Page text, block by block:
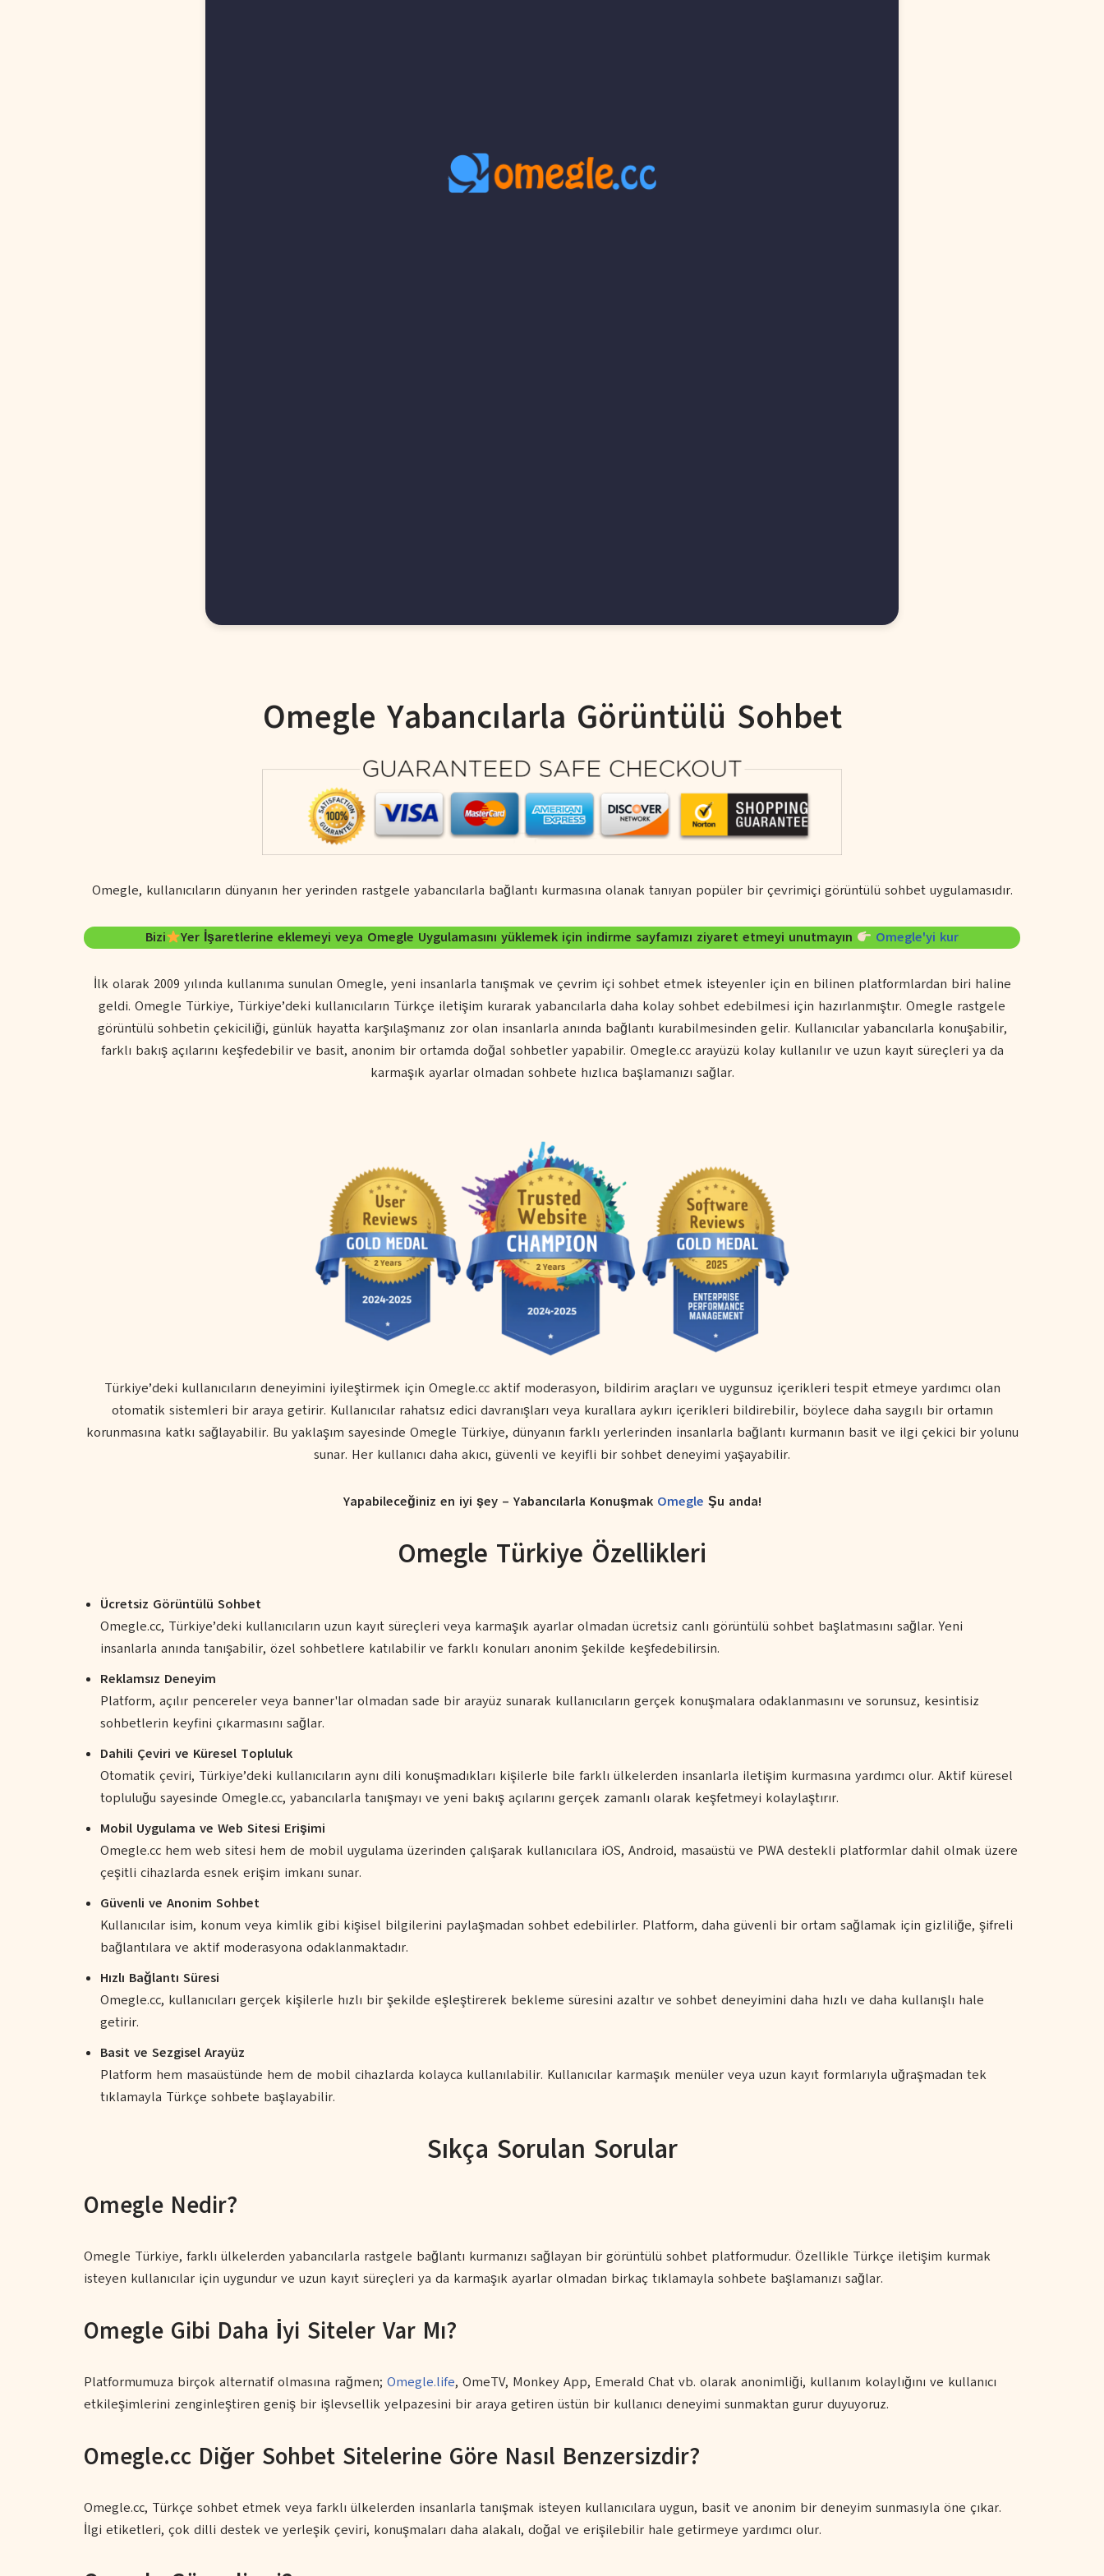
Omegle Yabancılarla Görüntülü Sohbet
Omegle, kullanıcıların dünyanın her yerinden rastgele yabancılarla bağlantı kurmasına olanak tanıyan popüler bir çevrimiçi görüntülü sohbet uygulamasıdır.
Bizi Yer İşaretlerine eklemeyi veya Omegle Uygulamasını yüklemek için indirme sayfamızı ziyaret etmeyi unutmayın Omegle'yi kur
İlk olarak 2009 yılında kullanıma sunulan Omegle, yeni insanlarla tanışmak ve çevrim içi sohbet etmek isteyenler için en bilinen platformlardan biri haline
geldi. Omegle Türkiye, Türkiye’deki kullanıcıların Türkçe iletişim kurarak yabancılarla daha kolay sohbet edebilmesi için hazırlanmıştır. Omegle rastgele
görüntülü sohbetin çekiciliği, günlük hayatta karşılaşmanız zor olan insanlarla anında bağlantı kurabilmesinden gelir. Kullanıcılar yabancılarla konuşabilir,
farklı bakış açılarını keşfedebilir ve basit, anonim bir ortamda doğal sohbetler yapabilir. Omegle.cc arayüzü kolay kullanılır ve uzun kayıt süreçleri ya da
karmaşık ayarlar olmadan sohbete hızlıca başlamanızı sağlar.
Türkiye’deki kullanıcıların deneyimini iyileştirmek için Omegle.cc aktif moderasyon, bildirim araçları ve uygunsuz içerikleri tespit etmeye yardımcı olan
otomatik sistemleri bir araya getirir. Kullanıcılar rahatsız edici davranışları veya kurallara aykırı içerikleri bildirebilir, böylece daha saygılı bir ortamın
korunmasına katkı sağlayabilir. Bu yaklaşım sayesinde Omegle Türkiye, dünyanın farklı yerlerinden insanlarla bağlantı kurmanın basit ve ilgi çekici bir yolunu
sunar. Her kullanıcı daha akıcı, güvenli ve keyifli bir sohbet deneyimi yaşayabilir.
Yapabileceğiniz en iyi şey – Yabancılarla Konuşmak Omegle Şu anda!
Omegle Türkiye Özellikleri
Ücretsiz Görüntülü Sohbet
Omegle.cc, Türkiye’deki kullanıcıların uzun kayıt süreçleri veya karmaşık ayarlar olmadan ücretsiz canlı görüntülü sohbet başlatmasını sağlar. Yeni
insanlarla anında tanışabilir, özel sohbetlere katılabilir ve farklı konuları anonim şekilde keşfedebilirsin.
Reklamsız Deneyim
Platform, açılır pencereler veya banner'lar olmadan sade bir arayüz sunarak kullanıcıların gerçek konuşmalara odaklanmasını ve sorunsuz, kesintisiz
sohbetlerin keyfini çıkarmasını sağlar.
Dahili Çeviri ve Küresel Topluluk
Otomatik çeviri, Türkiye’deki kullanıcıların aynı dili konuşmadıkları kişilerle bile farklı ülkelerden insanlarla iletişim kurmasına yardımcı olur. Aktif küresel
topluluğu sayesinde Omegle.cc, yabancılarla tanışmayı ve yeni bakış açılarını gerçek zamanlı olarak keşfetmeyi kolaylaştırır.
Mobil Uygulama ve Web Sitesi Erişimi
Omegle.cc hem web sitesi hem de mobil uygulama üzerinden çalışarak kullanıcılara iOS, Android, masaüstü ve PWA destekli platformlar dahil olmak üzere
çeşitli cihazlarda esnek erişim imkanı sunar.
Güvenli ve Anonim Sohbet
Kullanıcılar isim, konum veya kimlik gibi kişisel bilgilerini paylaşmadan sohbet edebilirler. Platform, daha güvenli bir ortam sağlamak için gizliliğe, şifreli
bağlantılara ve aktif moderasyona odaklanmaktadır.
Hızlı Bağlantı Süresi
Omegle.cc, kullanıcıları gerçek kişilerle hızlı bir şekilde eşleştirerek bekleme süresini azaltır ve sohbet deneyimini daha hızlı ve daha kullanışlı hale
getirir.
Basit ve Sezgisel Arayüz
Platform hem masaüstünde hem de mobil cihazlarda kolayca kullanılabilir. Kullanıcılar karmaşık menüler veya uzun kayıt formlarıyla uğraşmadan tek
tıklamayla Türkçe sohbete başlayabilir.
Sıkça Sorulan Sorular
Omegle Nedir?
Omegle Türkiye, farklı ülkelerden yabancılarla rastgele bağlantı kurmanızı sağlayan bir görüntülü sohbet platformudur. Özellikle Türkçe iletişim kurmak
isteyen kullanıcılar için uygundur ve uzun kayıt süreçleri ya da karmaşık ayarlar olmadan birkaç tıklamayla sohbete başlamanızı sağlar.
Omegle Gibi Daha İyi Siteler Var Mı?
Platformumuza birçok alternatif olmasına rağmen; Omegle.life, OmeTV, Monkey App, Emerald Chat vb. olarak anonimliği, kullanım kolaylığını ve kullanıcı
etkileşimlerini zenginleştiren geniş bir işlevsellik yelpazesini bir araya getiren üstün bir kullanıcı deneyimi sunmaktan gurur duyuyoruz.
Omegle.cc Diğer Sohbet Sitelerine Göre Nasıl Benzersizdir?
Omegle.cc, Türkçe sohbet etmek veya farklı ülkelerden insanlarla tanışmak isteyen kullanıcılara uygun, basit ve anonim bir deneyim sunmasıyla öne çıkar.
İlgi etiketleri, çok dilli destek ve yerleşik çeviri, konuşmaları daha alakalı, doğal ve erişilebilir hale getirmeye yardımcı olur.